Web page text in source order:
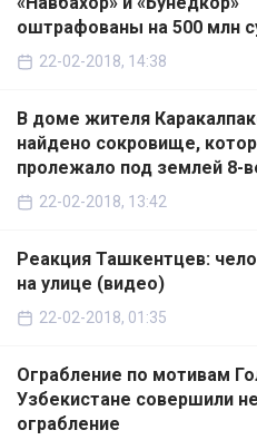
оштрафованы на 500 млн
22-02-2018, 14:38
В доме жителя
найдено сокровище,
пролежало под землей 8-
22-02-2018, 13:42
Реакция Ташкентцев:
на улице (видео)
22-02-2018, 01:35
Ограбление по мотивам
Узбекистане совершили
ограбление